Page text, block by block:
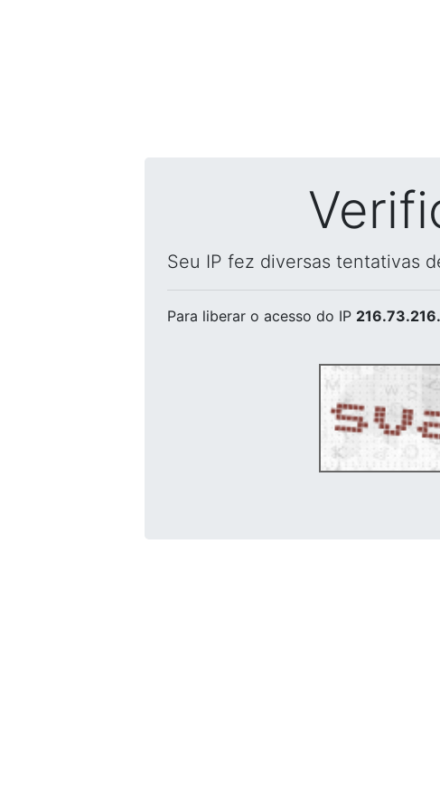
Seu IP fez diversas tentativas
Para liberar o acesso do IP